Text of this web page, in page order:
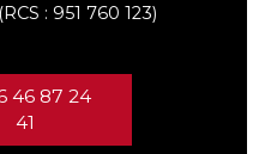
: 951 760 123)
46 87 24
41